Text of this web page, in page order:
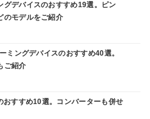
グデバイスのおすすめ19選。ピン
のモデルをご紹介
ミングデバイスのおすすめ40選。
ご紹介
おすすめ10選。コンバーターも併せ